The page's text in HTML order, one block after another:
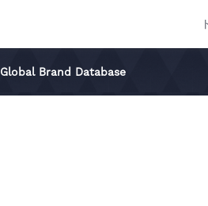
Global Brand Database